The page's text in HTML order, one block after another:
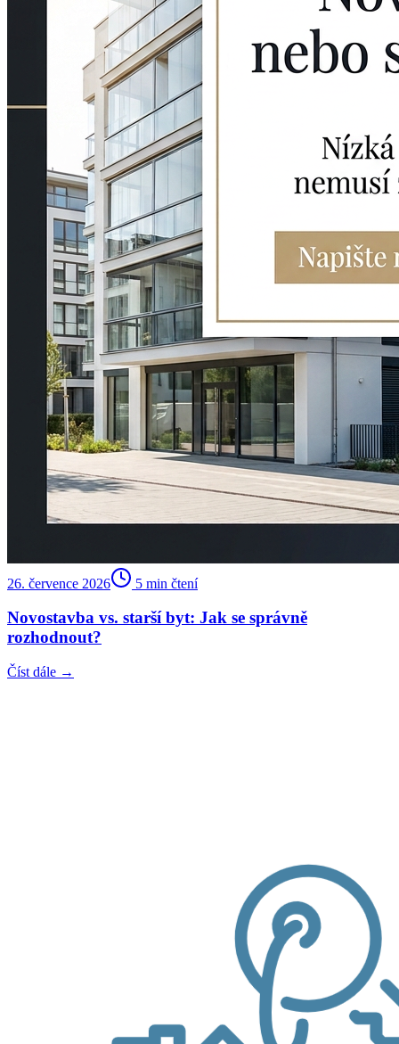
26. července 2026 5 min čtení
Novostavba vs. starší byt: Jak se správně
rozhodnout?
Číst dále →